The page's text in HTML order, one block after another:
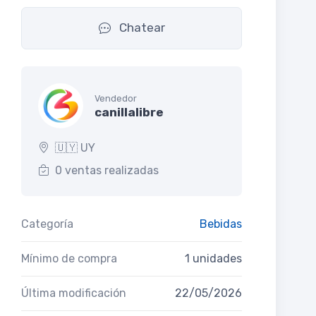
Chatear
Vendedor
canillalibre
🇺🇾 UY
0 ventas realizadas
Categoría Bebidas
Mínimo de compra 1 unidades
Última modificación 22/05/2026